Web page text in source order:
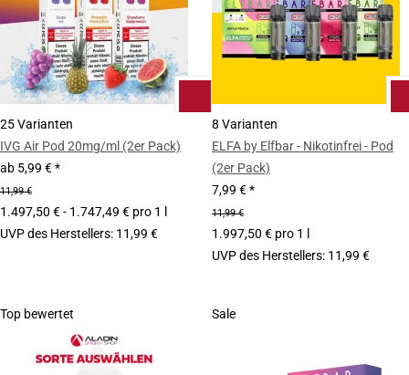
25 Varianten
IVG Air Pod 20mg/ml (2er Pack)
ab 5,99 €*
11,99 €
1.497,50 € - 1.747,49 € pro 1 l
UVP des Herstellers: 11,99 €
8 Varianten
ELFA by Elfbar - Nikotinfrei - Pod
(2er Pack)
7,99 €*
11,99 €
1.997,50 € pro 1 l
UVP des Herstellers: 11,99 €
Top bewertet Sale